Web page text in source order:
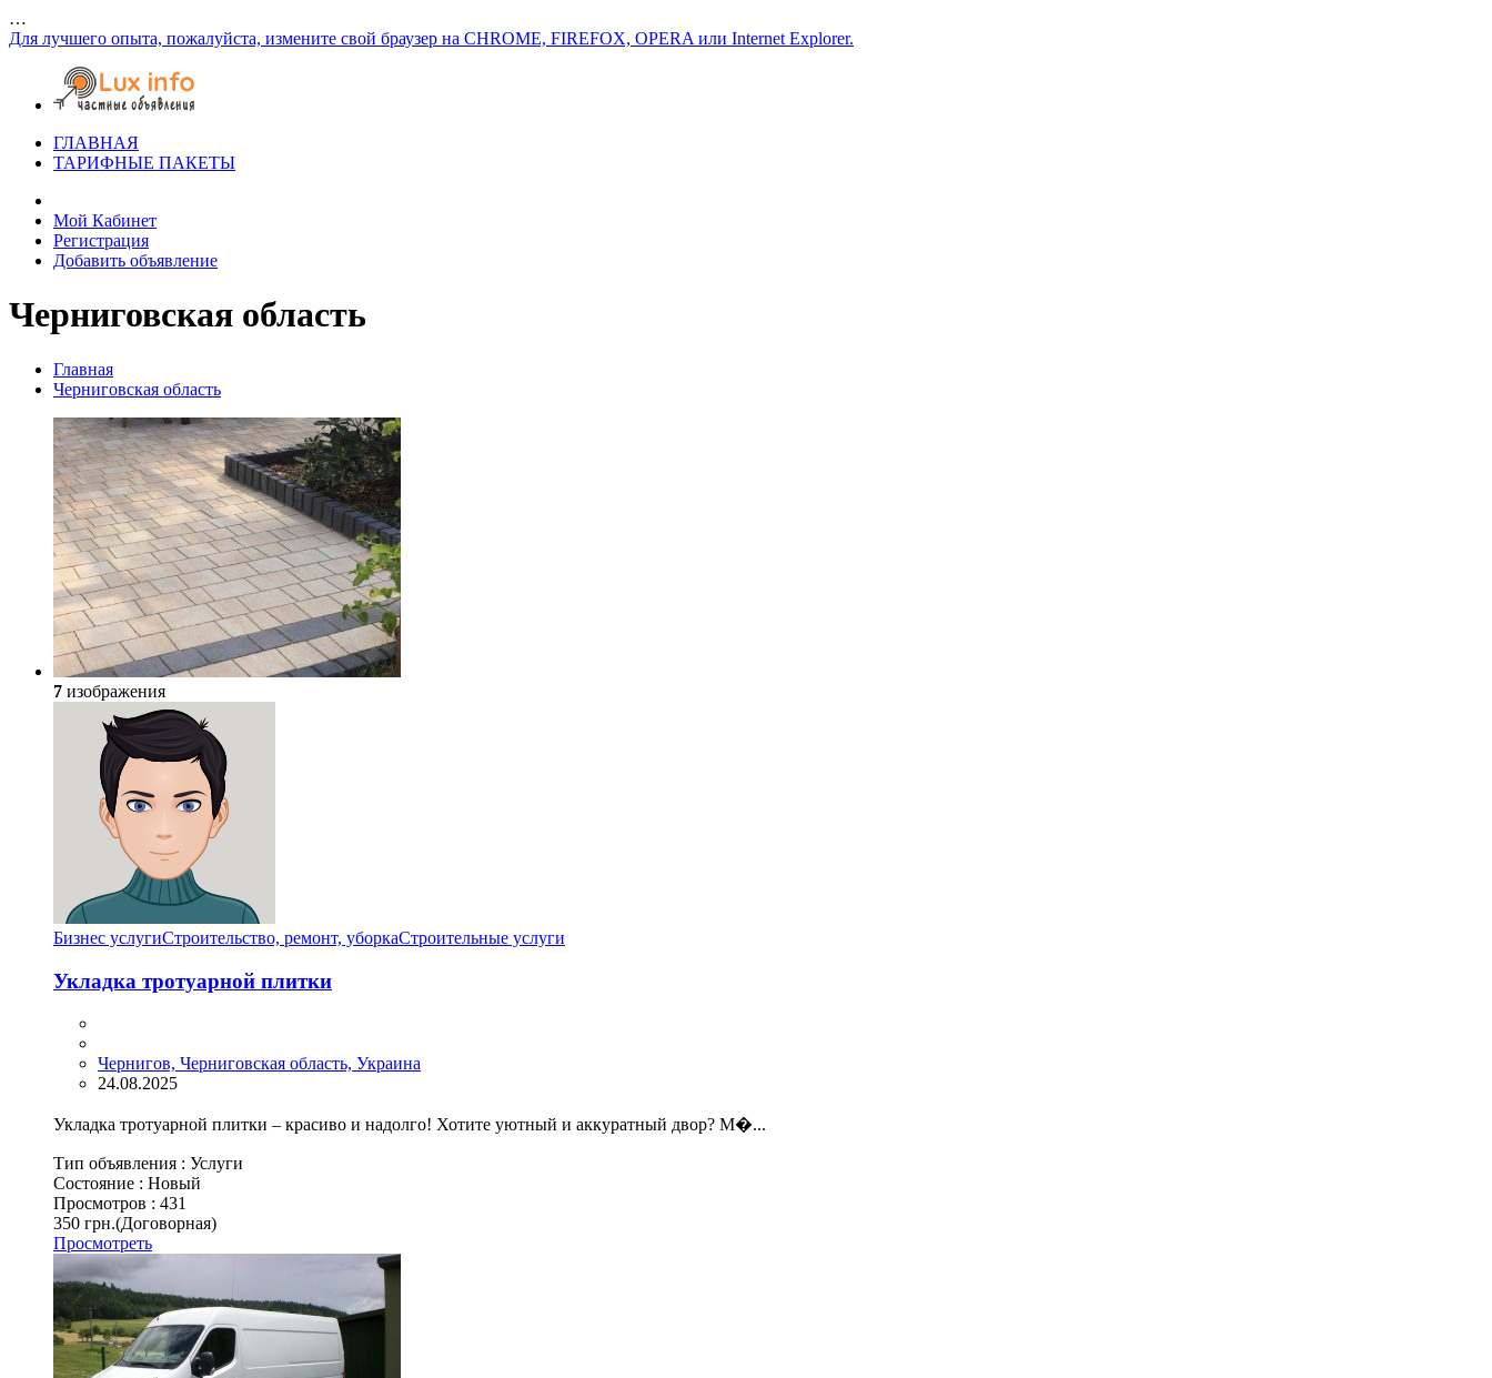
…
Для лучшего опыта, пожалуйста, измените свой браузер на CHROME, FIREFOX, OPERA или Internet Explorer.
ГЛАВНАЯ
ТАРИФНЫЕ ПАКЕТЫ
Мой Кабинет
Регистрация
Добавить объявление
Черниговская область
Главная
Черниговская область
7 изображения
Бизнес услугиСтроительство, ремонт, уборкаCтроительные услуги
Укладка тротуарной плитки
Чернигов, Черниговская область, Украина
24.08.2025
Укладка тротуарной плитки – красиво и надолго! Хотите уютный и аккуратный двор? М�...
Тип объявления : Услуги
Состояние : Новый
Просмотров : 431
350 грн.(Договорная)
Просмотреть